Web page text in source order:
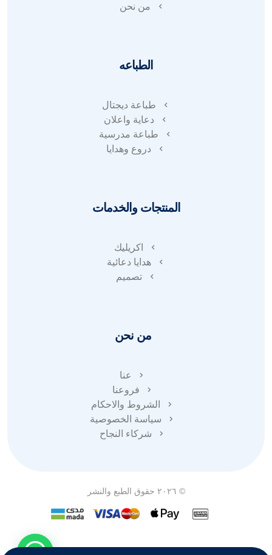
من نحن
الطباعه
طباعة ديجتال
دعاية واعلان
طباعة مدرسية
دروع وهدايا
المنتجات والخدمات
اكريليك
هدايا دعائية
تصميم
من نحن
عنا
فروعنا
الشروط والاحكام
سياسة الخصوصية
شركاء النجاح
© ٢٠٢٦ حقوق الطبع والنشر